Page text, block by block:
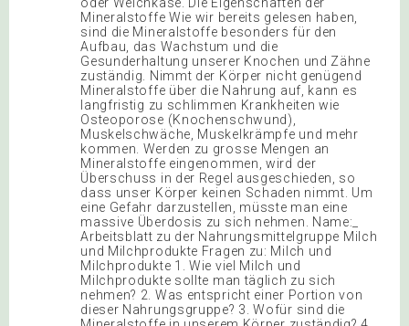
Mineralstoffe Wie wir bereits gelesen haben,
sind die Mineralstoffe besonders für den
Aufbau, das Wachstum und die
Gesunderhaltung unserer Knochen und Zähne
zuständig. Nimmt der Körper nicht genügend
Mineralstoffe über die Nahrung auf, kann es
langfristig zu schlimmen Krankheiten wie
Osteoporose (Knochenschwund),
Muskelschwäche, Muskelkrämpfe und mehr
kommen. Werden zu grosse Mengen an
Mineralstoffe eingenommen, wird der
Überschuss in der Regel ausgeschieden, so
dass unser Körper keinen Schaden nimmt. Um
eine Gefahr darzustellen, müsste man eine
massive Überdosis zu sich nehmen. Name:_
Arbeitsblatt zu der Nahrungsmittelgruppe Milch
und Milchprodukte Fragen zu: Milch und
Milchprodukte 1. Wie viel Milch und
Milchprodukte sollte man täglich zu sich
nehmen? 2. Was entspricht einer Portion von
dieser Nahrungsgruppe? 3. Wofür sind die